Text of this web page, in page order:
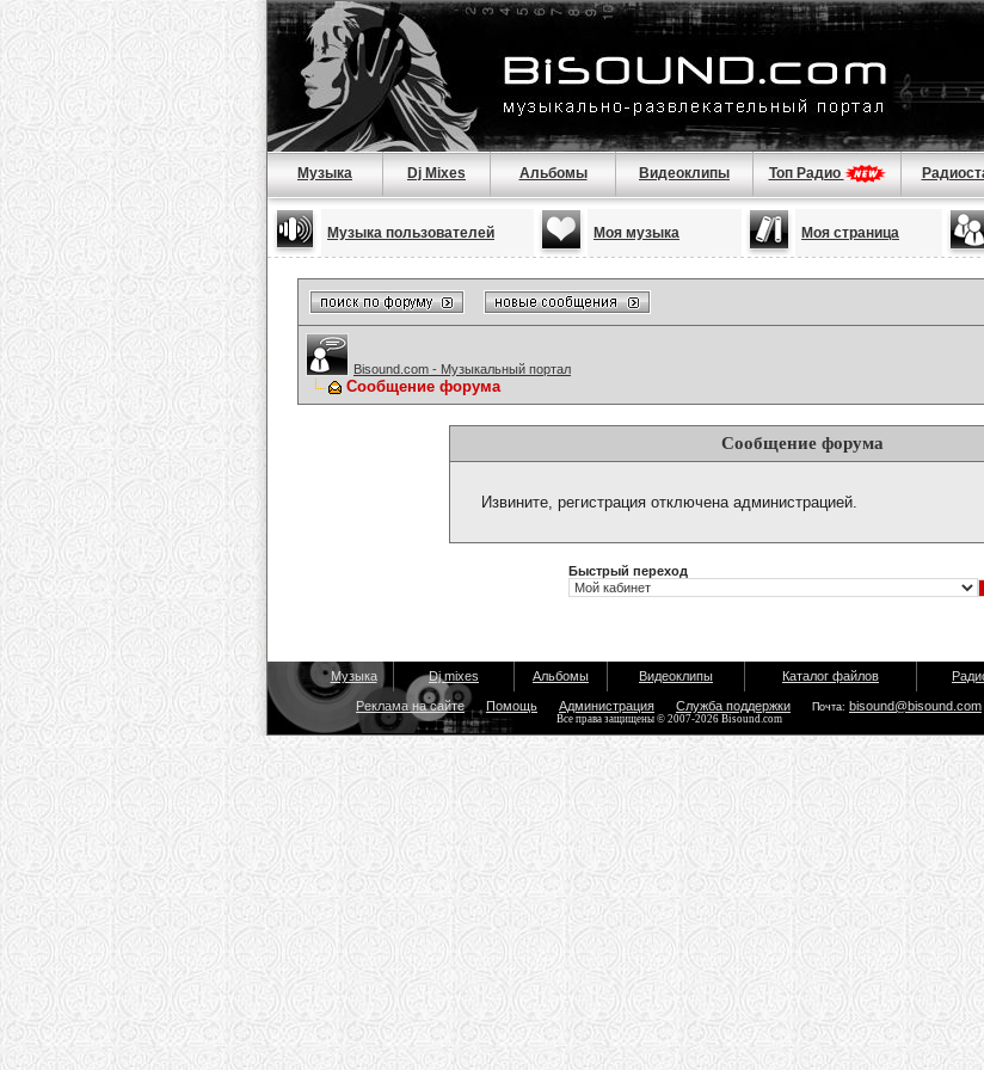
Музыка Dj Mixes Альбомы Видеоклипы Топ Радио
Музыка пользователей Моя музыка Моя страница
Bisound.com - Музыкальный портал
Сообщение форума
Сообщение форума
Извините, регистрация отключена администрацией.
Быстрый переход
Музыка Dj mixes Альбомы Видеоклипы Каталог файлов
Реклама на сайте Помощь Администрация Служба поддержки Почта: bisound@bisound.com
Все права защищены © 2007-2026 Bisound.com